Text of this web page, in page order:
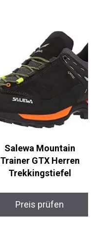
Salewa Mountain
Trainer GTX Herren
Trekkingstiefel
Preis prüfen